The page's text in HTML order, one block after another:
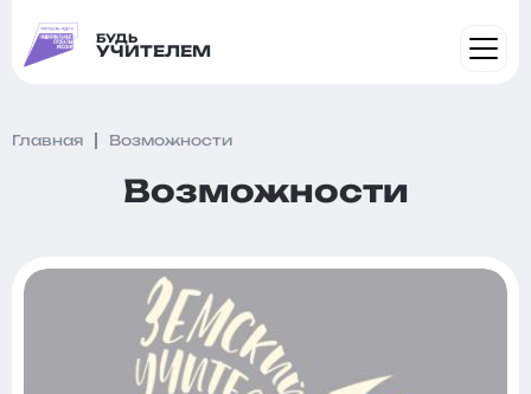
БУДЬ
УЧИТЕЛЕМ
Главная Возможности
Возможности